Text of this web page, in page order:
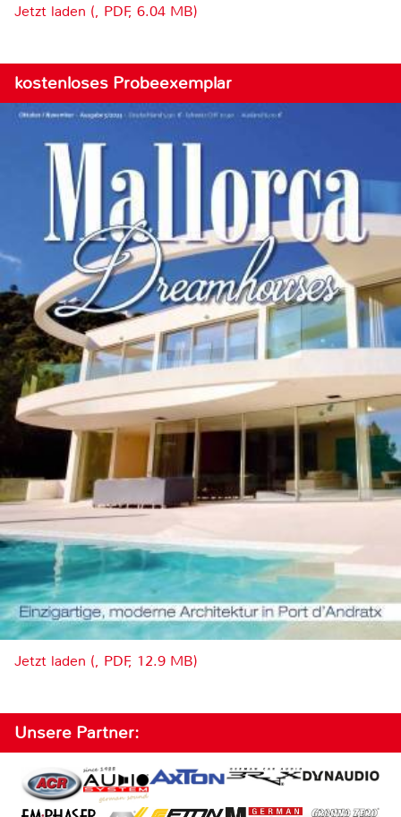
Jetzt laden (, PDF, 6.04 MB)
kostenloses Probeexemplar
Jetzt laden (, PDF, 12.9 MB)
Unsere Partner: